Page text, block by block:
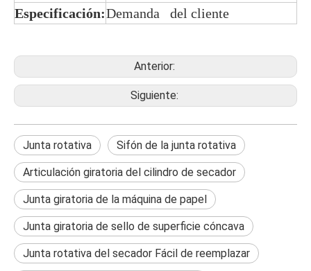
Especificación:Demanda del cliente
Anterior:
Siguiente:
Junta rotativa Sifón de la junta rotativa
Articulación giratoria del cilindro de secador
Junta giratoria de la máquina de papel
Junta giratoria de sello de superficie cóncava
Junta rotativa del secador Fácil de reemplazar